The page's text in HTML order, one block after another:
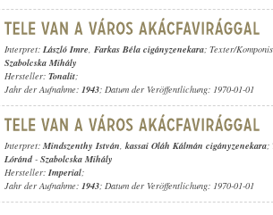
Interpret: László Imre, Farkas Béla cigányzenekara; Texter/
Szabolcska Mihály
Hersteller: Tonalit;
Jahr der Aufnahme: 1943; Datum der Veröffentlichung: 1970-01-01
Interpret: Mindszenthy István, kassai Oláh Kálmán cigányzenekara;
Lóránd- Szabolcska Mihály
Hersteller: Imperial;
Jahr der Aufnahme: 1943; Datum der Veröffentlichung: 1970-01-01